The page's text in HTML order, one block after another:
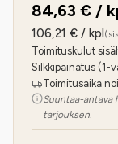
84,63 € /
106,21 € / kpl
Toimituskulut
Silkkipainatus (1-
Toimitusaika
Suuntaa-antava
tarjouksen.